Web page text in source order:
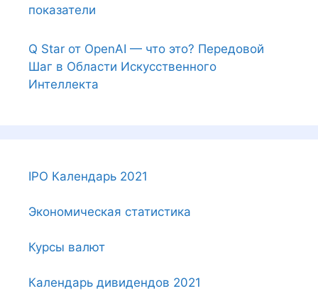
показатели
Q Star от OpenAI — что это? Передовой
Шаг в Области Искусственного
Интеллекта
IPO Календарь 2021
Экономическая статистика
Курсы валют
Календарь дивидендов 2021